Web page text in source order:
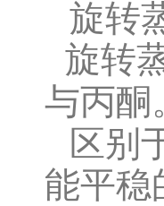
旋转
旋转
与丙酮
区别
能平稳